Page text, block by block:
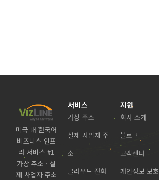
미국 내 한국어
비즈니스 인프
라 서비스 #1
가상 주소 · 실
제 사업자 주소
서비스
가상 주소
실제 사업자 주
소
클라우드 전화
지원
회사 소개
블로그
고객센터
개인정보 보호